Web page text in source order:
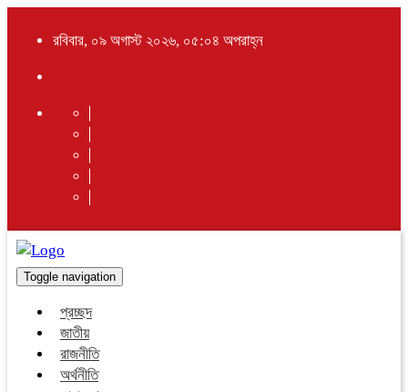
রবিবার, ০৯ অগাস্ট ২০২৬, ০৫:০৪ অপরাহ্ন
Toggle navigation
প্রচ্ছদ
জাতীয়
রাজনীতি
অর্থনীতি